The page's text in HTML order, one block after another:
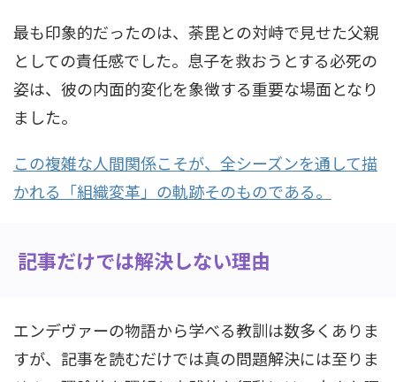
最も印象的だったのは、荼毘との対峙で見せた父親
としての責任感でした。息子を救おうとする必死の
姿は、彼の内面的変化を象徴する重要な場面となり
ました。
この複雑な人間関係こそが、全シーズンを通して描
かれる「組織変革」の軌跡そのものである。
記事だけでは解決しない理由
エンデヴァーの物語から学べる教訓は数多くありま
すが、記事を読むだけでは真の問題解決には至りま